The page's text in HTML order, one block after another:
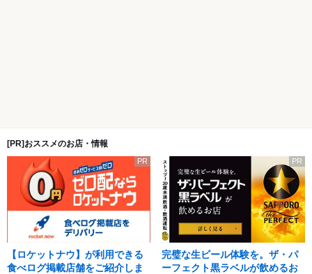
[PR]おススメのお店・情報
PR
【ロケットナウ】が利用できる
食べログ掲載店舗をご紹介しま
PR
完璧な生ビール体験を。ザ・パ
ーフェクト黒ラベルが飲めるお